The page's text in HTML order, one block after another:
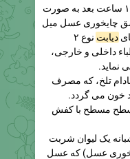
ظهر باشد و ساعت ۶ صبح فردا به فاصله ۱۲ ساعت بعد به صورت
چایخوری عسل میل
دیابت
نوع ۲
داخلی و خارجی،
نماید.
یک بادام تلخ، که مصرف
خون می گردد.
۲۰ دقیقه روی سطح مسطح با کفش
یک لیوان شربت
خوری عسل) که عسل